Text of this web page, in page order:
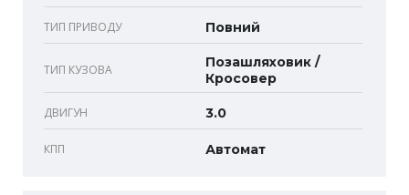
ТИП ПРИВОДУ Повний
ТИП КУЗОВА
Позашляховик /
Кросовер
ДВИГУН 3.0
КПП Автомат